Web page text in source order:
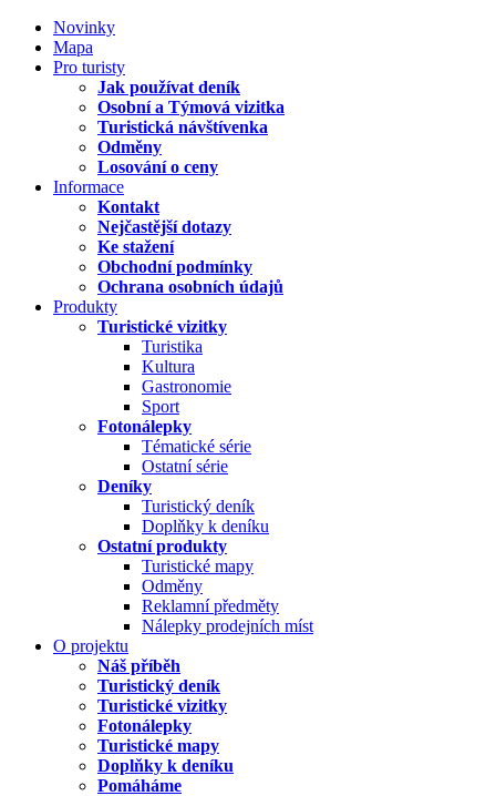
Novinky
Mapa
Pro turisty
Jak používat deník
Osobní a Týmová vizitka
Turistická návštívenka
Odměny
Losování o ceny
Informace
Kontakt
Nejčastější dotazy
Ke stažení
Obchodní podmínky
Ochrana osobních údajů
Produkty
Turistické vizitky
Turistika
Kultura
Gastronomie
Sport
Fotonálepky
Tématické série
Ostatní série
Deníky
Turistický deník
Doplňky k deníku
Ostatní produkty
Turistické mapy
Odměny
Reklamní předměty
Nálepky prodejních míst
O projektu
Náš příběh
Turistický deník
Turistické vizitky
Fotonálepky
Turistické mapy
Doplňky k deníku
Pomáháme